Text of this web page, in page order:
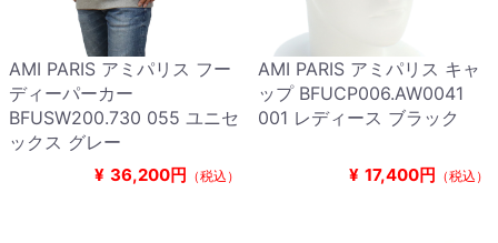
AMI PARIS アミパリス フー
ディーパーカー
BFUSW200.730 055 ユニセ
ックス グレー
¥ 36,200円 （税込）
AMI PARIS アミパリス キャ
ップ BFUCP006.AW0041
001 レディース ブラック
¥ 17,400円 （税込）